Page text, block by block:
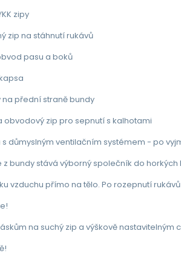
zipy
zip na stáhnutí rukávů
pasu a boků
na přední straně bundy
obvodový zip pro sepnutí s kalhotami
s důmyslným ventilačním systémem - po
bundy stává výborný společník do
vzduchu přímo na tělo. Po rozepnutí
na suchý zip a výškově